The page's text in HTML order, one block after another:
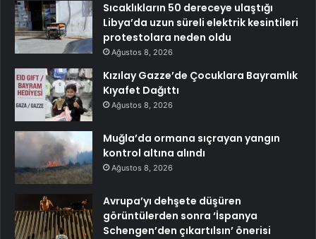
Sıcaklıkların 50 dereceye ulaştığı
Libya’da uzun süreli elektrik kesintileri
protestolara neden oldu
Ağustos 8, 2026
Kızılay Gazze’de Çocuklara Bayramlık
Kıyafet Dağıttı
Ağustos 8, 2026
Muğla’da ormana sıçrayan yangın
kontrol altına alındı
Ağustos 8, 2026
Avrupa’yı dehşete düşüren
görüntülerden sonra ‘İspanya
Schengen’den çıkartılsın’ önerisi